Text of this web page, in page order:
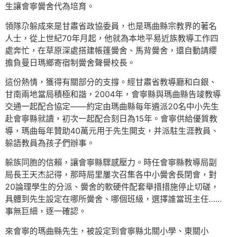
生讓會寧黌舍代為培育。
領隊尕躲成來是甘肅省政協委員，也是瑪曲縣宗教界的著名
人士，從上世紀70年月起，他就為本地平易近族教導工作四
處奔忙，在草原深處搭建帳篷黌舍、馬背黌舍，還自動請纓
擔負曼日瑪鄉寄宿制黌舍聲譽校長。
這份熱情，獲得有關部分的支撐。經甘肅省教導廳和白銀、
甘南兩地當局積極和諧，2004年，會寧縣與瑪曲縣告竣教導
交通一起配合協定——約定由瑪曲縣每年遴派20名中小先生
赴會寧縣就讀，初次一起配合刻日為15年。會寧供給優質教
導，瑪曲每年贊助40萬元用于先生開支，并派駐生涯教員、
躲語教員為孩子們辦事。
躲族同胞的信賴，讓會寧縣驟感壓力。時任會寧縣教導局副
局長王天杰記得，那時局里屢次召集各中小黌舍長閉會，對
20論理學生的分派、黌舍的軟硬件配套舉措措施停止切磋，
具體到先生設定在哪所黌舍、哪個班級，選擇誰當班主任……
事無巨細，逐一確認。
來會寧的瑪曲縣先生，被設定到會寧縣北關小學、東關小